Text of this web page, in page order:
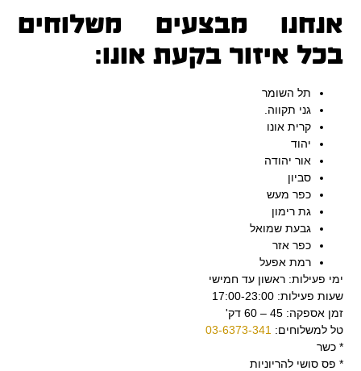
אנחנו מבצעים משלוחים
בכל איזור בקעת אונו:
תל השומר
גני תקווה.
קרית אונו
יהוד
אור יהודה
סביון
כפר מעש
גת רימון
גבעת שמואל
כפר אזר
רמת אפעל
ימי פעילות: ראשון עד חמישי
שעות פעילות: 17:00-23:00
זמן אספקה: 45 – 60 דק'
טל למשלוחים: 03-6373-341
* כשר
* פס סושי להריוניות